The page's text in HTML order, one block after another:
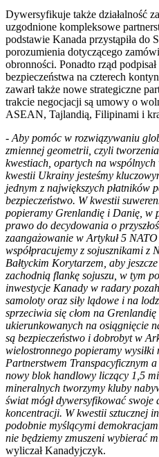
Dywersyfikuje także działalność
uzgodnione kompleksowe
podstawie Kanada przystąpiła do
porozumienia dotyczącego
obronności. Ponadto rząd
bezpieczeństwa na czterech
zawarł także nowe strategiczne
trakcie negocjacji są umowy o
ASEAN, Tajlandią, Filipinami i
- Aby pomóc w rozwiązywaniu
zmiennej geometrii, czyli
kwestiach, opartych na
kwestii Ukrainy jesteśmy
jednym z największych płatników
bezpieczeństwo. W kwestii
popieramy Grenlandię i Danię, w
prawo do decydowania o
zaangażowanie w Artykuł 5
współpracujemy z sojusznikami z
Bałtyckim Korytarzem, aby
zachodnią flankę sojuszu, w tym
inwestycje Kanady w radary
samoloty oraz siły lądowe i na
sprzeciwia się cłom na
ukierunkowanych na osiągnięcie
są bezpieczeństwo i dobrobyt w
wielostronnego popieramy wysiłki
Partnerstwem Transpacyficznym
nowy blok handlowy liczący 1,5
mineralnych tworzymy kluby
świat mógł dywersyfikować swoje
koncentracji. W kwestii sztucznej
podobnie myślącymi
nie będziemy zmuszeni wybierać
wyliczał Kanadyjczyk.